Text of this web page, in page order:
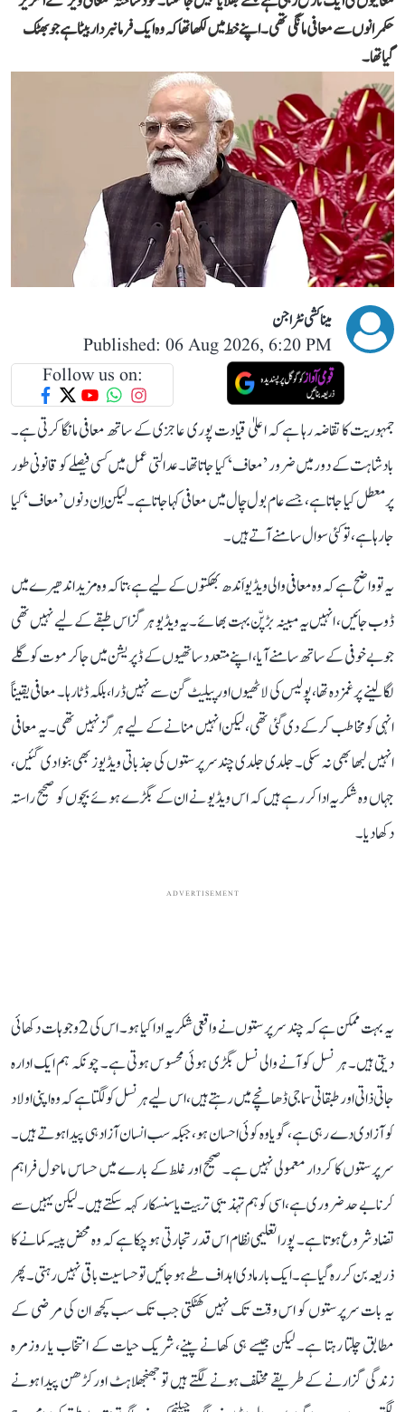
حکمرانوں سے معافی مانگی تھی۔ اپنے خط میں لکھا تھا کہ وہ ایک فرمانبردار بیٹا ہے جو بھٹک
گیا تھا۔
میناکشی نٹراجن
Published: 06 Aug 2026, 6:20 PM
Follow us on:
جمہوریت کا تقاضہ رہا ہے کہ اعلیٰ قیادت پوری عاجزی کے ساتھ معافی مانگا کرتی ہے۔
بادشاہت کے دور میں ضرور ’معاف‘ کیا جاتا تھا۔ عدالتی عمل میں کسی فیصلے کو قانونی طور
پر معطل کیا جاتا ہے، جسے عام بول چال میں معافی کہا جاتا ہے۔ لیکن اِن دنوں ’معاف‘ کیا
جا رہا ہے، تو کئی سوال سامنے آتے ہیں۔
یہ تو واضح ہے کہ وہ معافی والی ویڈیو اَندھ بھکتوں کے لیے ہے، تاکہ وہ مزید اندھیرے میں
ڈوب جائیں، انہیں یہ مبینہ بڑپّن بہت بھائے۔ یہ ویڈیو ہرگز اس طبقے کے لیے نہیں تھی
جو بے خوفی کے ساتھ سامنے آیا، اپنے متعدد ساتھیوں کے ڈپریشن میں جا کر موت کو گلے
لگا لینے پر غمزدہ تھا، پولیس کی لاٹھیوں اور پیلیٹ گن سے نہیں ڈرا، بلکہ ڈٹا رہا۔ معافی یقیناً
انہی کو مخاطب کر کے دی گئی تھی، لیکن انہیں منانے کے لیے ہرگز نہیں تھی۔ یہ معافی
انہیں لبھا بھی نہ سکی۔ جلدی جلدی چند سرپرستوں کی جذباتی ویڈیوز بھی بنوا دی گئیں،
جہاں وہ شکریہ ادا کر رہے ہیں کہ اس ویڈیو نے ان کے بگڑے ہوئے بچوں کو صحیح راستہ
دکھا دیا۔
ADVERTISEMENT
یہ بہت ممکن ہے کہ چند سرپرستوں نے واقعی شکریہ ادا کیا ہو۔ اس کی 2 وجوہات دکھائی
دیتی ہیں۔ ہر نسل کو آنے والی نسل بگڑی ہوئی محسوس ہوتی ہے۔ چونکہ ہم ایک ادارہ
جاتی ذاتی اور طبقاتی سماجی ڈھانچے میں رہتے ہیں، اس لیے ہر نسل کو لگتا ہے کہ وہ اپنی اولاد
کو آزادی دے رہی ہے، گویا وہ کوئی احسان ہو، جبکہ سب انسان آزاد ہی پیدا ہوتے ہیں۔
سرپرستوں کا کردار معمولی نہیں ہے۔ صحیح اور غلط کے بارے میں حساس ماحول فراہم
کرنا بے حد ضروری ہے، اسی کو ہم تہذیبی تربیت یا سنسکار کہہ سکتے ہیں۔ لیکن یہیں سے
تضاد شروع ہوتا ہے۔ پورا تعلیمی نظام اس قدر تجارتی ہو چکا ہے کہ وہ محض پیسہ کمانے کا
ذریعہ بن کر رہ گیا ہے۔ ایک بار مادی اہداف طے ہو جائیں تو حساسیت باقی نہیں رہتی۔ پھر
یہ بات سرپرستوں کو اس وقت تک نہیں کھٹکتی جب تک سب کچھ ان کی مرضی کے
مطابق چلتا رہتا ہے۔ لیکن جیسے ہی کھانے پینے، شریک حیات کے انتخاب یا روزمرہ
زندگی گزارنے کے طریقے مختلف ہونے لگتے ہیں تو جھنجھلاہٹ اور کڑھن پیدا ہونے